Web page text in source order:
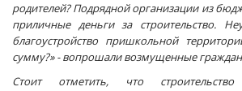
родителей? Подрядной организации из
приличные деньги за строительство.
благоустройство пришкольной
сумму?» - вопрошали возмущенные
Стоит отметить, что